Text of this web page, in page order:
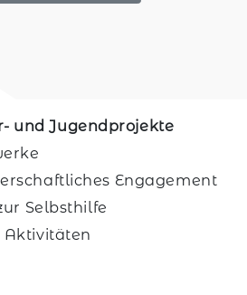
und Jugendprojekte
Engagement
Selbsthilfe
Aktivitäten